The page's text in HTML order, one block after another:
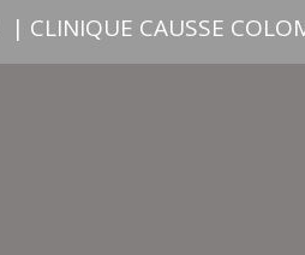
| CLINIQUE CAUSSE